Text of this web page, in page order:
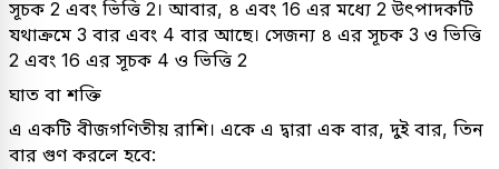
সূচক 2 এবং ভিত্তি 2। আবার, ৪ এবং 16 এর মধ্যে 2 উৎপাদকটি
যথাক্রমে 3 বার এবং 4 বার আছে। সেজন্য ৪ এর সূচক 3 ও ভিত্তি
2 এবং 16 এর সূচক 4 ও ভিত্তি 2
ঘাত বা শক্তি
এ একটি বীজগণিতীয় রাশি। একে এ দ্বারা এক বার, দুই বার, তিন
বার গুণ করলে হবে: